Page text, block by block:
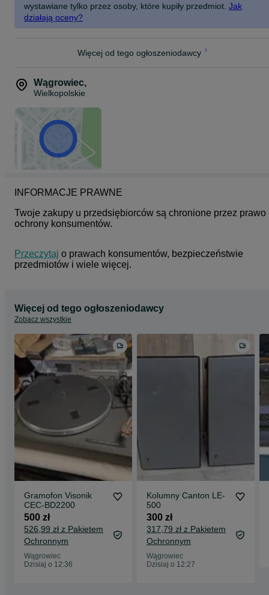
wystawiane tylko przez osoby, które kupiły przedmiot. Jak
działają oceny?
Więcej od tego ogłoszeniodawcy
Wągrowiec,
Wielkopolskie
INFORMACJE PRAWNE
Twoje zakupy u przedsiębiorców są chronione przez prawo
ochrony konsumentów.
Przeczytaj o prawach konsumentów, bezpieczeństwie
przedmiotów i wiele więcej.
Więcej od tego ogłoszeniodawcy
Zobacz wszystkie
Gramofon Visonik
CEC-BD2200
500 zł
526,99 zł z Pakietem
Ochronnym
Wągrowiec
Dzisiaj o 12:36
Kolumny Canton LE-
500
300 zł
317,79 zł z Pakietem
Ochronnym
Wągrowiec
Dzisiaj o 12:27